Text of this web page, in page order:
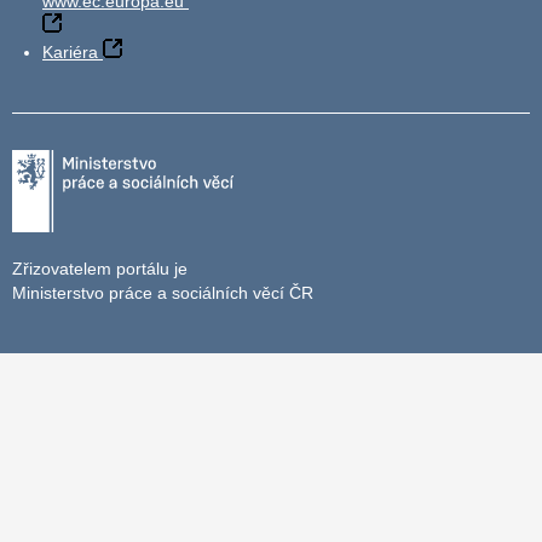
Kariéra
Zřizovatelem portálu je
Ministerstvo práce a sociálních věcí ČR